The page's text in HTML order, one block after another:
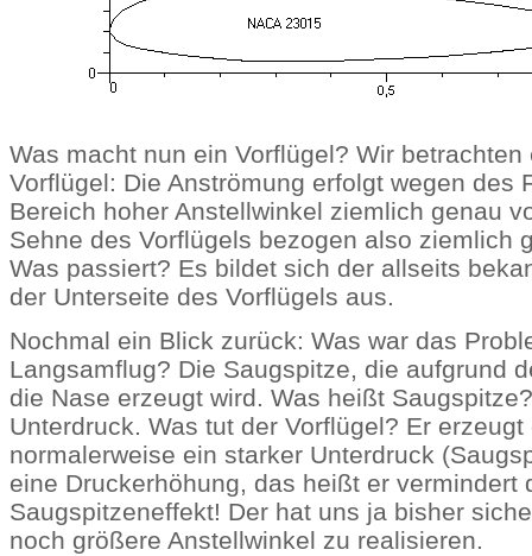
Was macht nun ein Vorflügel? Wir
Vorflügel: Die Anströmung erfolgt wegen des
Bereich hoher Anstellwinkel ziemlich genau
Sehne des Vorflügels bezogen also ziemlich
Was passiert? Es bildet sich der allseits
der Unterseite des Vorflügels aus.
Nochmal ein Blick zurück: Was war das
Langsamflug? Die Saugspitze, die aufgrund
die Nase erzeugt wird. Was heißt
Unterdruck. Was tut der Vorflügel? Er
normalerweise ein starker Unterdruck
eine Druckerhöhung, das heißt er vermindert
Saugspitzeneffekt! Der hat uns ja bisher
noch größere Anstellwinkel zu realisieren.